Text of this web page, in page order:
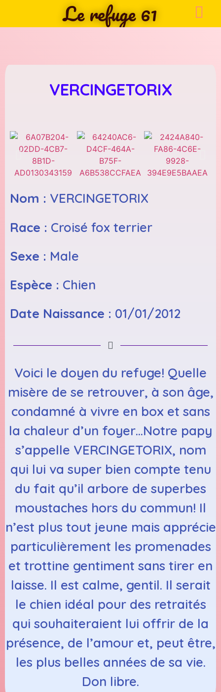
Le refuge 61
VERCINGETORIX
Nom : VERCINGETORIX
Race : Croisé fox terrier
Sexe : Male
Espèce : Chien
Date Naissance : 01/01/2012
Voici le doyen du refuge! Quelle
misère de se retrouver, à son âge,
condamné à vivre en box et sans
la chaleur d’un foyer…Notre papy
s’appelle VERCINGETORIX, nom
qui lui va super bien compte tenu
du fait qu’il arbore de superbes
moustaches hors du commun! Il
n’est plus tout jeune mais apprécie
particulièrement les promenades
et trottine gentiment sans tirer en
laisse. Il est calme, gentil. Il serait
le chien idéal pour des retraités
qui souhaiteraient lui offrir de la
présence, de l’amour et, peut être,
les plus belles années de sa vie.
Don libre.